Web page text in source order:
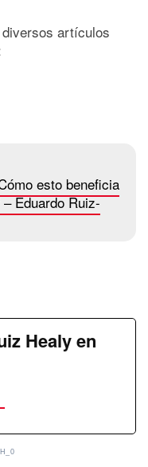
artículos
esto beneficia
Eduardo Ruiz-
Healy en